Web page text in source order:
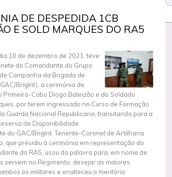
DE DESPEDIDA 1CB
E SOLD MARQUES DO RA5
10 de dezembro de 2021, teve
do Comandante do Grupo
Campanha da Brigada de
BrigInt), a cerimónia de
Primeiro-Cabo Diogo Baleizão e do Soldado
por terem ingressado no Curso de Formação
Guarda Nacional Republicana, transitando para a
de Disponibilidade.
do GAC/BrigInt, Tenente-Coronel de Artilharia
que presidiu à cerimónia em representação do
do RA5, usou da palavra para, em nome de
servem no Regimento, desejar as maiores
os militares e enalteceu o meritório